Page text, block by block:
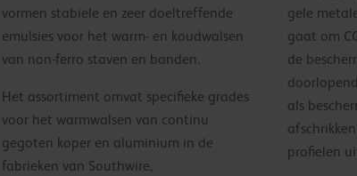
vormen stabiele en zeer doeltreffende
emulsies voor het warm- en koudwalsen
van non-ferro staven en banden.
Het assortiment omvat specifieke grades
voor het warmwalsen van continu
gegoten koper en aluminium in de
fabrieken van Southwire,
gele
gaat om
de
als
profielen